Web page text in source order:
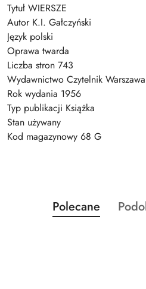
Tytuł WIERSZE
Autor K.I. Gałczyński
Język polski
Oprawa twarda
Liczba stron 743
Wydawnictwo Czytelnik Warszawa
Rok wydania 1956
Typ publikacji Książka
Stan używany
Kod magazynowy 68 G
Pomiń karuzelę
Produkty
o
Polecane